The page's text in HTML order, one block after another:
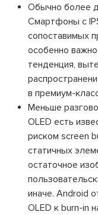
Обычно более
Смартфоны с
сопоставимых
особенно
тенденция,
в премиум-
Меньше
OLED есть
риском screen
статичных
остаточное
иначе. Android
OLED к burn-in